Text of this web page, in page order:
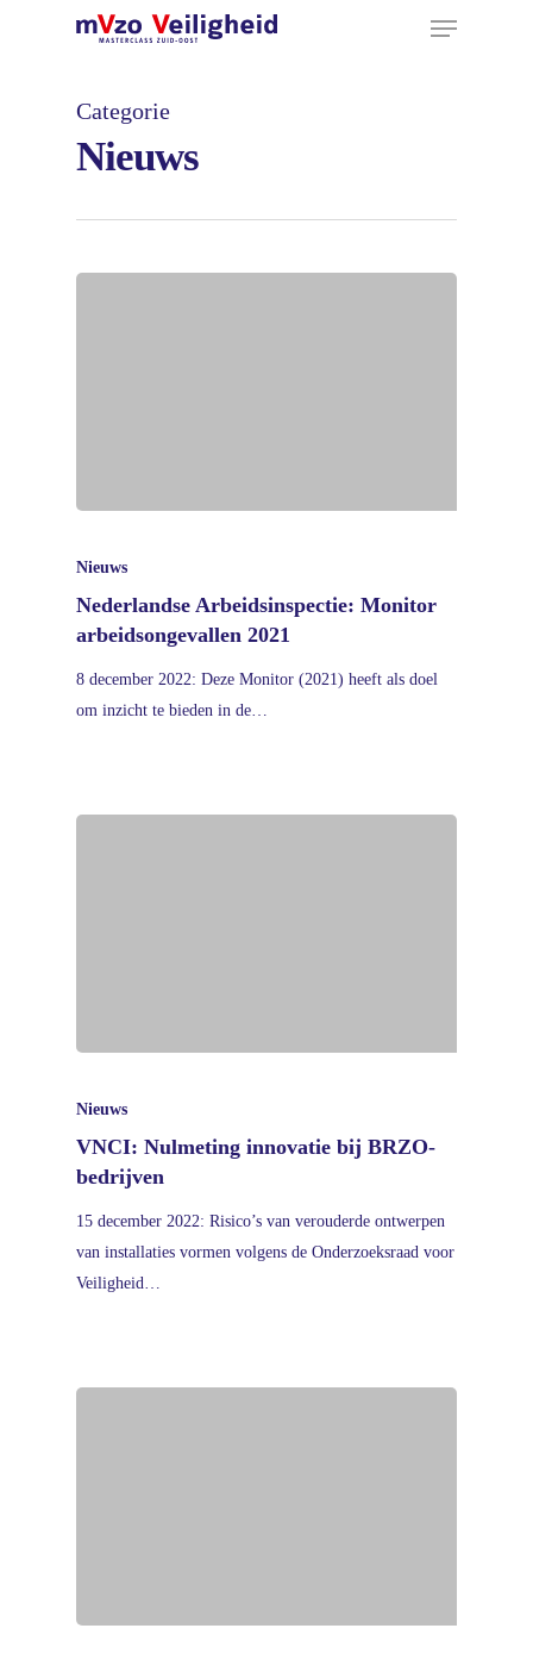
Menu
Categorie
Nieuws
Nieuws
Nederlandse Arbeidsinspectie: Monitor
arbeidsongevallen 2021
8 december 2022: Deze Monitor (2021) heeft als doel
om inzicht te bieden in de…
Nieuws
VNCI: Nulmeting innovatie bij BRZO-
bedrijven
15 december 2022: Risico’s van verouderde ontwerpen
van installaties vormen volgens de Onderzoeksraad voor
Veiligheid…